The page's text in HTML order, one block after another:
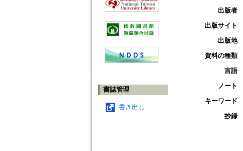
書誌管理
書き出し
出版者
出版サイト
出版地
資料の種類
言語
ノート
キーワード
抄録